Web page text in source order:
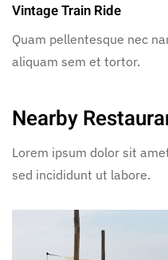
Vintage Train Ride
Quam pellentesque nec
aliquam sem et tortor.
Nearby
Lorem ipsum dolor sit
sed incididunt ut labore.